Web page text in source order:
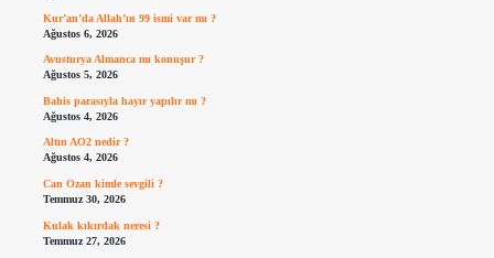
Kur’an’da Allah’ın 99 ismi var mı ?
Ağustos 6, 2026
Avusturya Almanca mı konuşur ?
Ağustos 5, 2026
Bahis parasıyla hayır yapılır mı ?
Ağustos 4, 2026
Altın AO2 nedir ?
Ağustos 4, 2026
Can Ozan kimle sevgili ?
Temmuz 30, 2026
Kulak kıkırdak neresi ?
Temmuz 27, 2026